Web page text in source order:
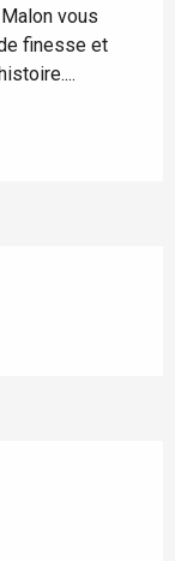
vous
finesse et